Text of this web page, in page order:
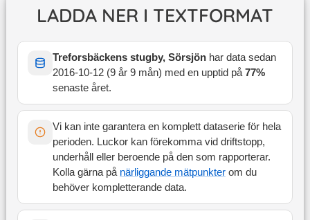
LADDA NER I TEXTFORMAT
Treforsbäckens stugby, Sörsjönhar data sedan
2016-10-12(9 år 9 mån) med en upptid på77%
senaste året.
Vi kan inte garantera en komplett dataserie för hela
perioden. Luckor kan förekomma vid driftstopp,
underhåll eller beroende på den som rapporterar.
Kolla gärna på närliggande mätpunkterom du
behöver kompletterande data.